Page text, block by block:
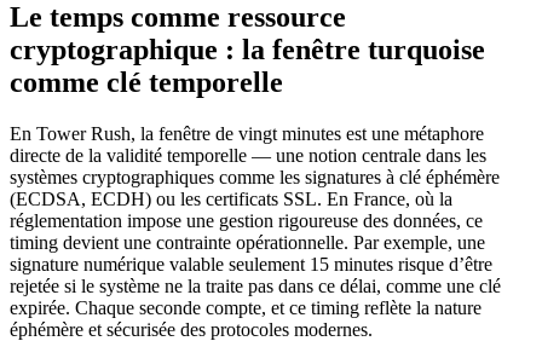
Le temps comme ressource
cryptographique : la fenêtre turquoise
comme clé temporelle
En Tower Rush, la fenêtre de vingt minutes est une métaphore
directe de la validité temporelle — une notion centrale dans les
systèmes cryptographiques comme les signatures à clé éphémère
(ECDSA, ECDH) ou les certificats SSL. En France, où la
réglementation impose une gestion rigoureuse des données, ce
timing devient une contrainte opérationnelle. Par exemple, une
signature numérique valable seulement 15 minutes risque d’être
rejetée si le système ne la traite pas dans ce délai, comme une clé
expirée. Chaque seconde compte, et ce timing reflète la nature
éphémère et sécurisée des protocoles modernes.